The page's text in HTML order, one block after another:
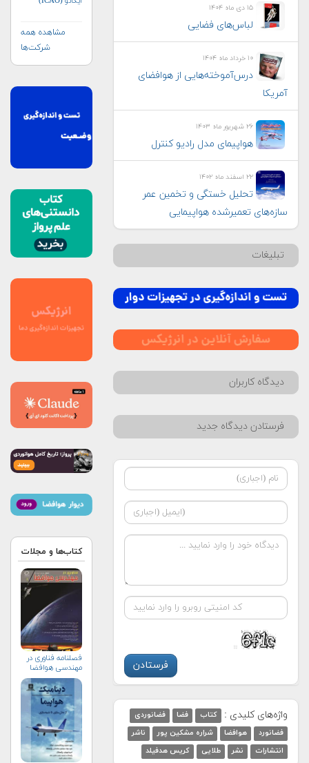
۱۵ دی ماه ۱۴۰۴
لباس‌های فضایی
۱۰ خرداد ماه ۱۴۰۴
درس‌آموخته‌هایی از هوافضای
آمریکا
۲۶ شهریور ماه ۱۴۰۳
هواپيمای مدل راديو كنترل
۲۲ اسفند ماه ۱۴۰۲
تحلیل خستگی و تخمین عمر
سازه‌های تعمیرشده هواپیمایی
تبلیغات
دیدگاه کاربران
فرستادن دیدگاه جدید
واژه‌های کلیدی : کتاب فضا
فضانوردی
فضانورد
هوافضا شراره مشکین پور
ناشر
انتشارات
نشر طلایی کریس هدفیلد
مشاهده همه
شرکت‌ها
کتاب‌ها و مجلات
فصلنامه فناوری در
مهندسی هوافضا